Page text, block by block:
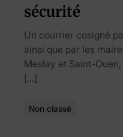
sécurité
Un courrier cosigné
ainsi que par les
Meslay et Saint-
[…]
Non classé